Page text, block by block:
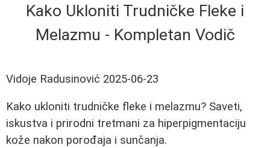
Kako Ukloniti Trudničke Fleke i
Melazmu - Kompletan Vodič
Vidoje Radusinović 2025-06-23
Kako ukloniti trudničke fleke i melazmu? Saveti,
iskustva i prirodni tretmani za hiperpigmentaciju
kože nakon porođaja i sunčanja.